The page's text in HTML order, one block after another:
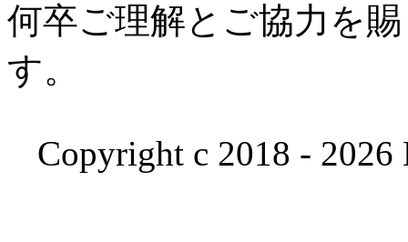
何卒ご理解とご協力を
す。
Copyright c 2018 -